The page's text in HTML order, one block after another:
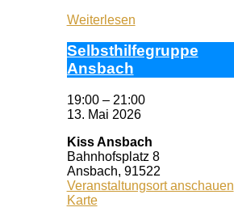
Weiterlesen
Selbst­hil­fe­grup­pe
Ans­bach
19:00 – 21:00
13. Mai 2026
Kiss Ansbach
Bahnhofsplatz 8
Ansbach, 91522
Veranstaltungsort anschauen
KarteKiss